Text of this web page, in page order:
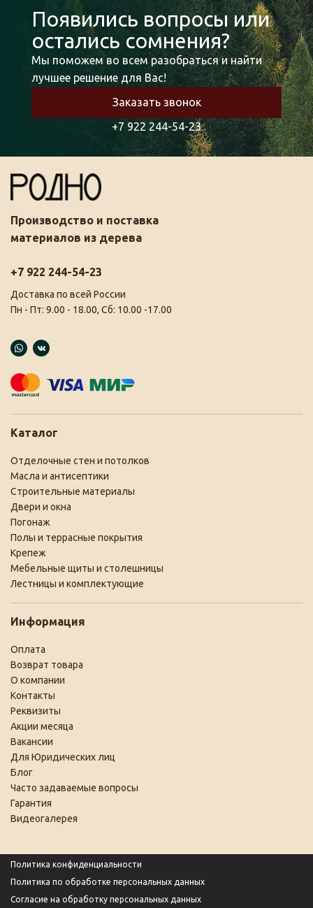
Появились вопросы или
остались сомнения?
Мы поможем во всем разобраться и найти
лучшее решение для Вас!
Заказать звонок
+7 922 244-54-23
Производство и поставка
материалов из дерева
+7 922 244-54-23
Доставка по всей России
Пн - Пт: 9.00 - 18.00, Сб: 10.00 -17.00
Каталог
Отделочные стен и потолков
Масла и антисептики
Строительные материалы
Двери и окна
Погонаж
Полы и террасные покрытия
Крепеж
Мебельные щиты и столешницы
Лестницы и комплектующие
Информация
Оплата
Возврат товара
О компании
Контакты
Реквизиты
Акции месяца
Вакансии
Для Юридических лиц
Блог
Часто задаваемые вопросы
Гарантия
Видеогалерея
Политика конфиденциальности
Политика по обработке персональных данных
Согласие на обработку персональных данных